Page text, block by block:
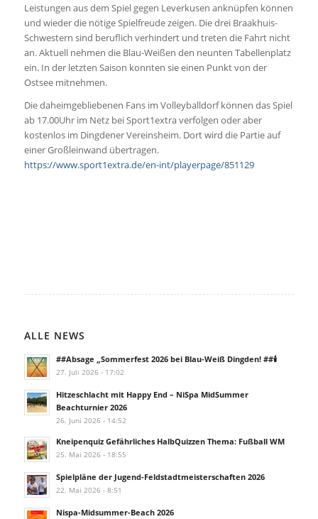
Leistungen aus dem Spiel gegen Leverkusen anknüpfen können
und wieder die nötige Spielfreude zeigen. Die drei Braakhuis-
Schwestern sind beruflich verhindert und treten die Fahrt nicht
an. Aktuell nehmen die Blau-Weißen den neunten Tabellenplatz
ein. In der letzten Saison konnten sie einen Punkt von der
Ostsee mitnehmen.
Die daheimgebliebenen Fans im Volleyballdorf können das Spiel
ab 17.00Uhr im Netz bei Sport1extra verfolgen oder aber
kostenlos im Dingdener Vereinsheim. Dort wird die Partie auf
einer Großleinwand übertragen.
https://www.sport1extra.de/en-int/playerpage/851129
ALLE NEWS
##Absage „Sommerfest 2026 bei Blau-Weiß Dingden! ##🕯️
27. Juli 2026 - 17:02
Hitzeschlacht mit Happy End – NiSpa MidSummer
Beachturnier 2026
26. Juni 2026 - 14:52
Kneipenquiz Gefährliches HalbQuizzen Thema: Fußball WM
25. Mai 2026 - 18:55
Spielpläne der Jugend-Feldstadtmeisterschaften 2026
22. Mai 2026 - 8:51
Nispa-Midsummer-Beach 2026